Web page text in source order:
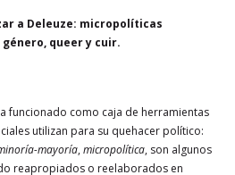
a Deleuze: micropolíticas
queer y cuir.
funcionado como caja de herramientas
utilizan para su quehacer político:
mayoría,micropolítica, son algunos
reapropiados o reelaborados en